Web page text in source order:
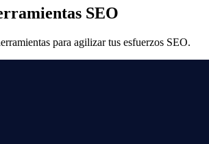
SEO
para agilizar tus esfuerzos SEO.